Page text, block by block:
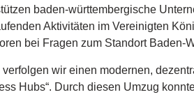
baden-württembergische
Aktivitäten im Vereinigten
bei Fragen zum Standort Baden-
verfolgen wir einen modernen,
Hubs“. Durch diesen Umzug